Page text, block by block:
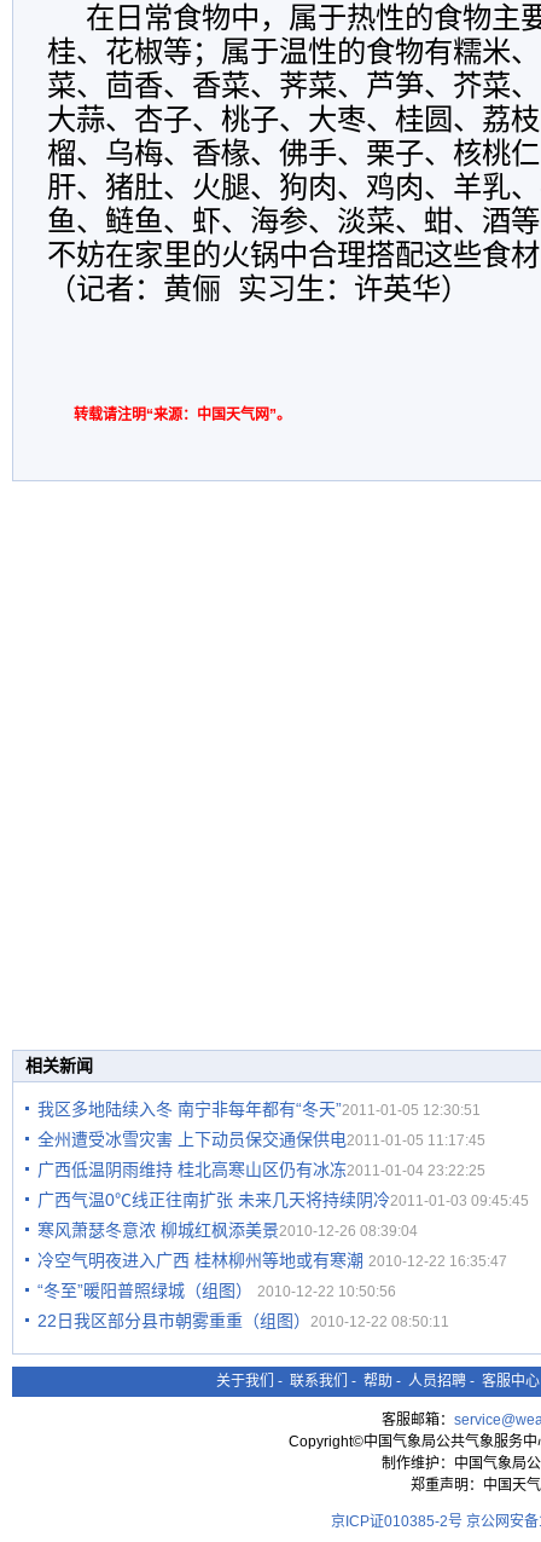
在日常食物中，属于热性的食物主
桂、花椒等；属于温性的食物有糯米
菜、茴香、香菜、荠菜、芦笋、芥菜
大蒜、杏子、桃子、大枣、桂圆、荔
榴、乌梅、香椽、佛手、栗子、核桃
肝、猪肚、火腿、狗肉、鸡肉、羊乳
鱼、鲢鱼、虾、海参、淡菜、蚶、酒
不妨在家里的火锅中合理搭配这些食
（记者：黄俪 实习生：许英华）
转载请注明“来源：中国天气网”。
相关新闻
我区多地陆续入冬 南宁非每年都有“冬天”2011-01-05 12:30:51
全州遭受冰雪灾害 上下动员保交通保供电2011-01-05 11:17:45
广西低温阴雨维持 桂北高寒山区仍有冰冻2011-01-04 23:22:25
广西气温0℃线正往南扩张 未来几天将持续阴冷2011-01-03 09:45:45
寒风萧瑟冬意浓 柳城红枫添美景2010-12-26 08:39:04
冷空气明夜进入广西 桂林柳州等地或有寒潮 2010-12-22 16:35:47
“冬至”暖阳普照绿城（组图） 2010-12-22 10:50:56
22日我区部分县市朝雾重重（组图） 2010-12-22 08:50:11
关于我们 - 联系我们 - 帮助 - 人员招聘 - 客服中心
客服邮箱：
Copyright©中国气象局公共气象服务
制作维护：中国气象局
郑重声明：中国天
京ICP证010385-2号 京公网安